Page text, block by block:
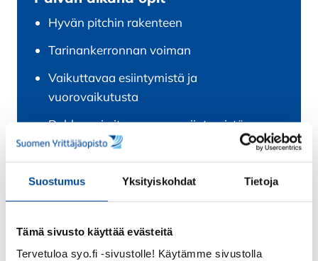
Suostumus Yksityiskohdat Tietoja
Tämä sivusto käyttää evästeitä
Tervetuloa syo.fi -sivustolle! Käytämme sivustolla
Hyvän pitchin rakenteen
Tarinankerronnan voiman
Vaikuttavaa esiintymistä ja
vuorovaikutusta
Rohkeaa ja itsevarmaa esiintymistä
Jokainen pääsee halutessaan myös
ilmapiirissä.
kipinää! 💥